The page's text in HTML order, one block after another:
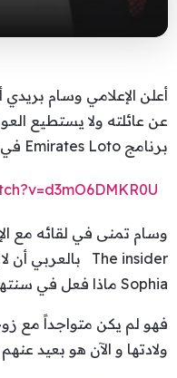
أعلن الإعلامي وسام
عن عائلته ولا يستطيع
برنامج Emirates Loto في دبي .
وسام تمنى في لقائه مع
Sophia ماذا فعل في سنتها الأولى ،
فهو لم يكن متواجداً مع
ولادتها و الآن هو بعيد